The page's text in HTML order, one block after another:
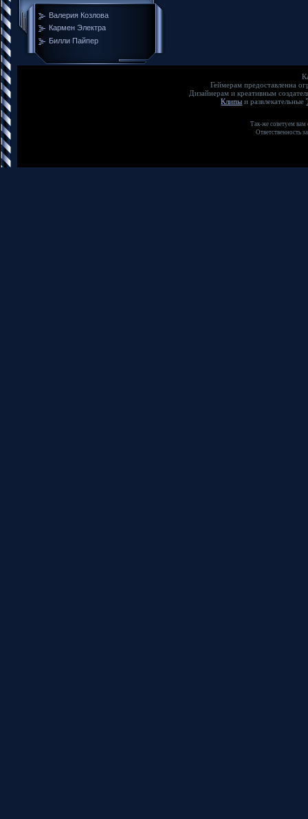
Валерия Козлова
Кармен Электра
Билли Пайпер
Геймерам предоставленна
Дизайнерам и креативным
Клипы и развлекательные
Так-же советуем
Ответственность